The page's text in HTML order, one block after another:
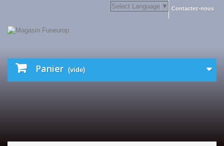
Contactez-nous
Select Language ▼
Panier (vide)